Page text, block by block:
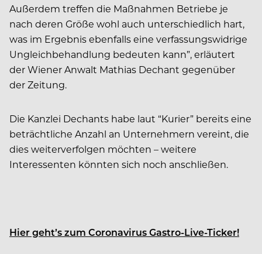
Außerdem treffen die Maßnahmen Betriebe je
nach deren Größe wohl auch unterschiedlich hart,
was im Ergebnis ebenfalls eine verfassungswidrige
Ungleichbehandlung bedeuten kann”, erläutert
der Wiener Anwalt Mathias Dechant gegenüber
der Zeitung.
Die Kanzlei Dechants habe laut “Kurier” bereits eine
beträchtliche Anzahl an Unternehmern vereint, die
dies weiterverfolgen möchten – weitere
Interessenten könnten sich noch anschließen.
Hier geht’s zum Coronavirus Gastro-Live-Ticker!